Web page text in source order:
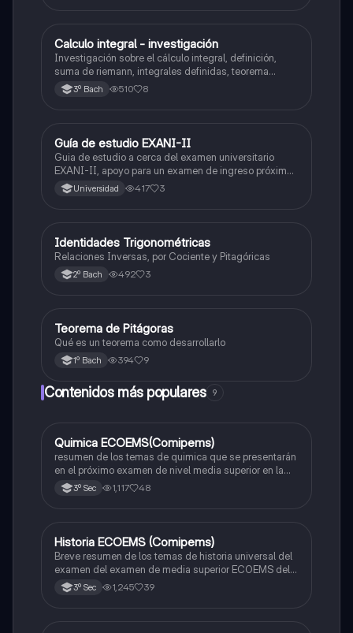
Matemáticas
Calculo integral - investigación
Investigación sobre el cálculo integral, definición,
suma de riemann, integrales definidas, teorema
fundamental del cálculo, antiderivadas, integrales
indefinidas y ejemplos.
3º Bach 510 8
Historia
Guía de estudio EXANI-II
Guia de estudio a cerca del examen universitario
EXANI-II, apoyo para un examen de ingreso próximo
2026.Universidad 417 3
Matemáticas
Identidades Trigonométricas
Relaciones Inversas, por Cociente y Pitagóricas
2º Bach 492 3
Matemáticas
Teorema de Pitágoras
Qué es un teorema como desarrollarlo
1º Bach 394 9
Contenidos más populares 9
Química
Quimica ECOEMS(Comipems)
resumen de los temas de quimica que se presentarán
en el próximo examen de nivel media superior en la
zona metropolitana de el valle de México
3º Sec 1,117 48
Historia
Historia ECOEMS (Comipems)
Breve resumen de los temas de historia universal del
examen del examen de media superior ECOEMS del
valle de México
3º Sec 1,245 39